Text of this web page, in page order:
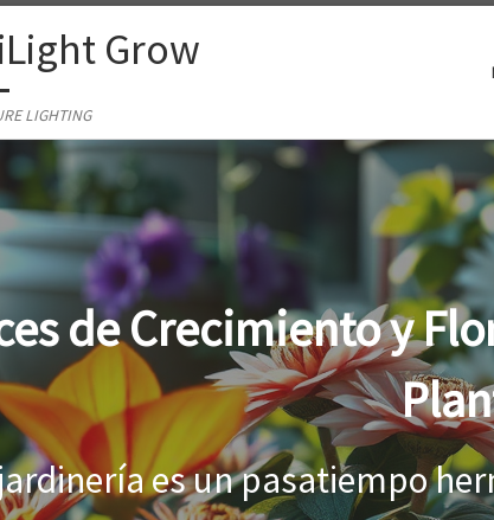
Grow
LIGHTING
para Cultivar
añade color y vida a ...